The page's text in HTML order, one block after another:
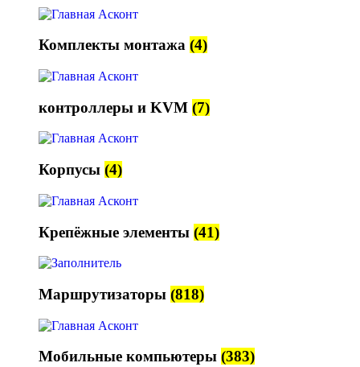
Комплекты монтажа (4)
контроллеры и KVM (7)
Корпусы (4)
Крепёжные элементы (41)
Маршрутизаторы (818)
Мобильные компьютеры (383)